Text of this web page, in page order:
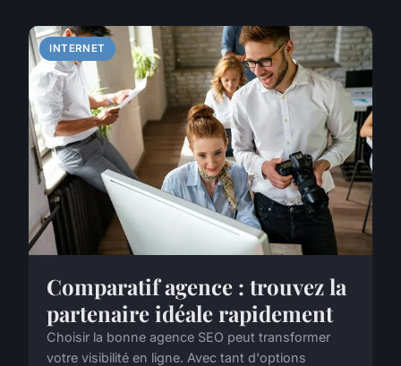
INTERNET
Comparatif agence : trouvez la
partenaire idéale rapidement
Choisir la bonne agence SEO peut transformer
votre visibilité en ligne. Avec tant d'options